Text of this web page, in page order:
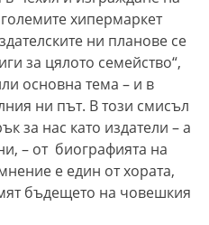
хипермаркет
ни планове се
за цялото семейство“,
основна тема – и в
ни път. В този смисъл
за нас като издатели – а
– от биографията на
е един от хората,
бъдещето на човешкия